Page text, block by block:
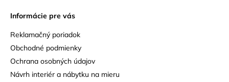
Informácie pre vás
Reklamačný poriadok
Obchodné podmienky
Ochrana osobných údajov
Návrh interiér a nábytku na mieru